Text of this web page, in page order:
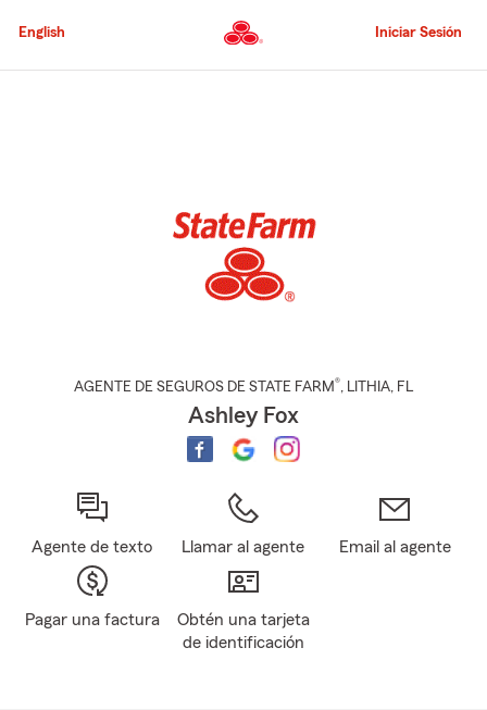
al
principal
English Iniciar Sesión
AGENTE DE SEGUROS DE STATE FARM®, LITHIA, FL
Ashley Fox
Agente de texto Llamar al agente Email al agente
Pagar una factura
Obtén una tarjeta
de identificación